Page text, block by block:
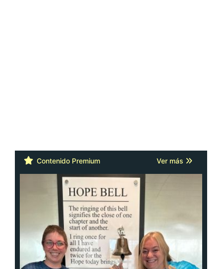
Contenido Premium Ver más